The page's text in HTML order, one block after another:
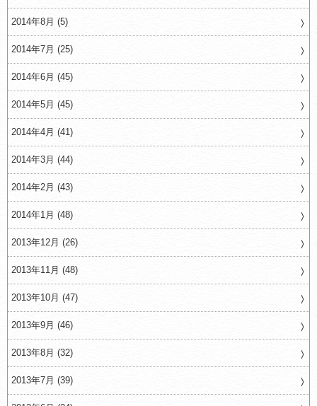
2014年8月 (5)
2014年7月 (25)
2014年6月 (45)
2014年5月 (45)
2014年4月 (41)
2014年3月 (44)
2014年2月 (43)
2014年1月 (48)
2013年12月 (26)
2013年11月 (48)
2013年10月 (47)
2013年9月 (46)
2013年8月 (32)
2013年7月 (39)